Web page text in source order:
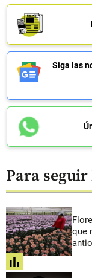
Siga las
Para
que
share